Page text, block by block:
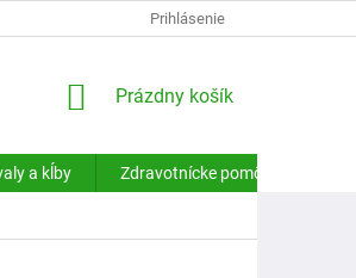
PODMIENKY OCHRANY OSOBNÝCH ÚDAJOV
Prihlásenie
NÁKUPNÝ
Prázdny košík
a kĺby Zdravotnícke pomôcky